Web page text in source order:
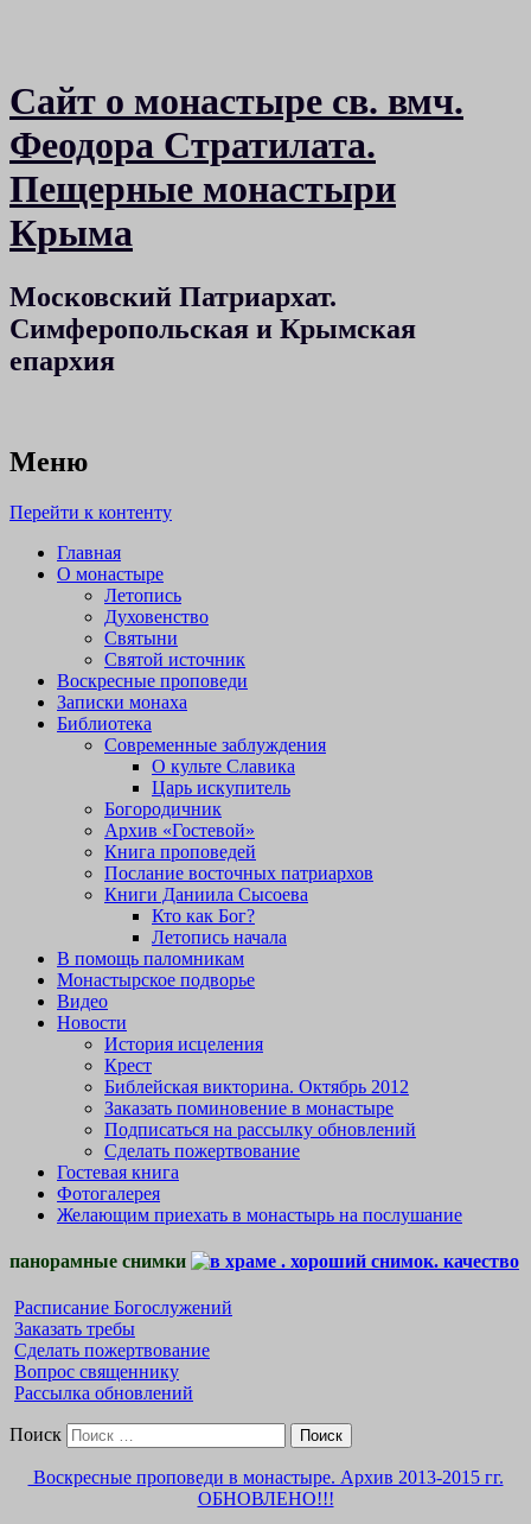
Сайт о монастыре св. вмч.
Феодора Стратилата.
Пещерные монастыри
Крыма
Московский Патриархат.
Симферопольская и Крымская
епархия
Меню
Перейти к контенту
Главная
О монастыре
Летопись
Духовенство
Святыни
Святой источник
Воскресные проповеди
Записки монаха
Библиотека
Современные заблуждения
О культе Славика
Царь искупитель
Богородичник
Архив «Гостевой»
Книга проповедей
Послание восточных патриархов
Книги Даниила Сысоева
Кто как Бог?
Летопись начала
В помощь паломникам
Монастырское подворье
Видео
Новости
История исцеления
Крест
Библейская викторина. Октябрь 2012
Заказать поминовение в монастыре
Подписаться на рассылку обновлений
Сделать пожертвование
Гостевая книга
Фотогалерея
Желающим приехать в монастырь на послушание
панорамные снимки
Расписание Богослужений
Заказать требы
Сделать пожертвование
Вопрос священнику
Рассылка обновлений
Поиск
Воскресные проповеди в монастыре. Архив 2013-2015 гг.
ОБНОВЛЕНО!!!